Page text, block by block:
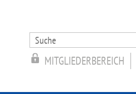
Search
for:
MITGLIEDERBEREICH